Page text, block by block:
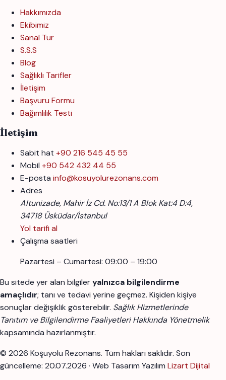
Hakkımızda
Ekibimiz
Sanal Tur
S.S.S
Blog
Sağlıklı Tarifler
İletişim
Başvuru Formu
Bağımlılık Testi
İletişim
Sabit hat +90 216 545 45 55
Mobil +90 542 432 44 55
E-posta info@kosuyolurezonans.com
Adres
Altunizade, Mahir İz Cd. No:13/1 A Blok Kat:4 D:4,
34718 Üsküdar/İstanbul
Yol tarifi al
Çalışma saatleri
Pazartesi – Cumartesi: 09:00 – 19:00
Bu sitede yer alan bilgileryalnızca bilgilendirme
amaçlıdır; tanı ve tedavi yerine geçmez. Kişiden kişiye
sonuçlar değişiklik gösterebilir. Sağlık Hizmetlerinde
Tanıtım ve Bilgilendirme Faaliyetleri Hakkında Yönetmelik
kapsamında hazırlanmıştır.
© 2026 Koşuyolu Rezonans. Tüm hakları saklıdır. Son
güncelleme: 20.07.2026 · Web Tasarım Yazılım Lizart Dijital